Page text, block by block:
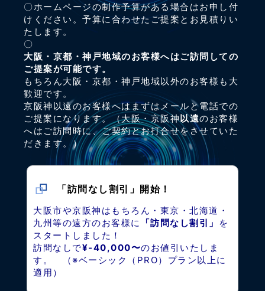
〇ホームページの制作予算がある場合はお申し付
けください。予算に合わせたご提案とお見積りい
たします。
〇
大阪・京都・神戸地域のお客様へはご訪問しての
ご提案が可能です。
もちろん大阪・京都・神戸地域以外のお客様も大
歓迎です。
京阪神以遠のお客様へはまずはメールと電話での
ご提案になります。（大阪・京阪神以遠のお客様
へはご訪問時に、ご契約とお打合せをさせていた
だきます。）
「訪問なし割引」開始！
大阪市や京阪神はもちろん・東京・北海道・
九州等の遠方のお客様に
「訪問なし割引」
を
スタートしました！
訪問なしで¥-40,000〜のお値引いたしま
す。 （※ベーシック（PRO）プラン以上に
適用）